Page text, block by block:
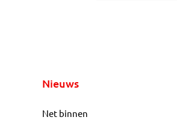
Nieuws
Net binnen